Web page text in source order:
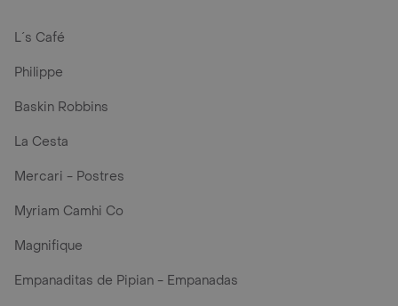
L´s Café
Philippe
Baskin Robbins
La Cesta
Mercari - Postres
Myriam Camhi Co
Magnifique
Empanaditas de Pipian - Empanadas